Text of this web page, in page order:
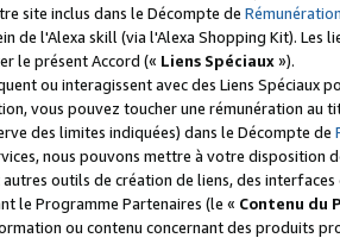
site inclus dans le Décompte de
de l'Alexa skill (via l'Alexa Shopping Kit).
le présent Accord (« Liens Spéciaux»).
ou interagissent avec des Liens Spéciaux
vous pouvez toucher une rémunération
des limites indiquées) dans le Décompte de
nous pouvons mettre à votre disposition
outils de création de liens, des
le Programme Partenaires (le « Contenu du
ou contenu concernant des produits